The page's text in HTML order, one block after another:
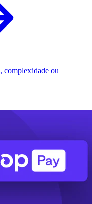
complexidade ou